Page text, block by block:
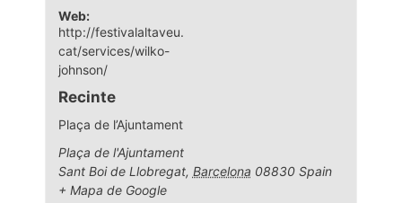
Web:
http://festivalaltaveu.
cat/services/wilko-
johnson/
Recinte
Plaça de l’Ajuntament
Plaça de l'Ajuntament
Sant Boi de Llobregat, Barcelona 08830 Spain
+ Mapa de Google